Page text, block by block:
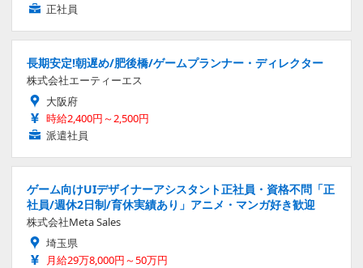
正社員
長期安定!朝遅め/肥後橋/ゲームプランナー・ディレクター
株式会社エーティーエス
大阪府
時給2,400円～2,500円
派遣社員
ゲーム向けUIデザイナーアシスタント正社員・資格不問「正
社員/週休2日制/育休実績あり」アニメ・マンガ好き歓迎
株式会社Meta Sales
埼玉県
月給29万8,000円～50万円